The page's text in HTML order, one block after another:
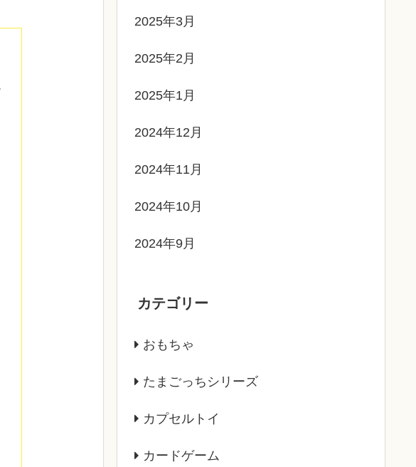
2025年3月
2025年2月
2025年1月
2024年12月
2024年11月
2024年10月
2024年9月
カテゴリー
おもちゃ
たまごっちシリーズ
カプセルトイ
カードゲーム